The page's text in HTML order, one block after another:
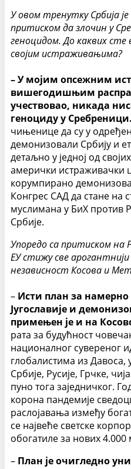
У овом тренутку Србија
притиском да злочин у
геноцидом. До каквих сте
својим истраживањима?
– У мојим опсежним
вишегодишњим
учествовао, никада
геноциду у Сребреници.
чињенице да су у
демонизовали Србију и
детаљно у једној од
амерички истраживачки
корумпирано
Конгрес САД да стане на
муслимана у БиХ против
Србије.
Упоредо са притиском на
ЕУ стижу све арогантнији
независност Косова и
– Исти план за
Југославије и
примењен је и на
рата за будућност
националног сувереног
глобалистима из Давоса,
Србије, Русије, Грчке,
пуно тога заједничког.
корона пандемије
раслојавања између
се највеће светске
обогатиле за нових
– План је очигледно